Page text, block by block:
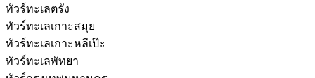
ทัวร์ทะเลตรัง
ทัวร์ทะเลเกาะสมุย
ทัวร์ทะเลเกาะหลีเป๊ะ
ทัวร์ทะเลพัทยา